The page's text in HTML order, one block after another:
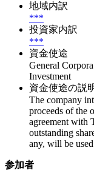
地域内訳
***
投資家内訳
***
資金使途
General
Investment
資金使途の説
The company
proceeds of the
agreement with
outstanding
any, will be
参加者